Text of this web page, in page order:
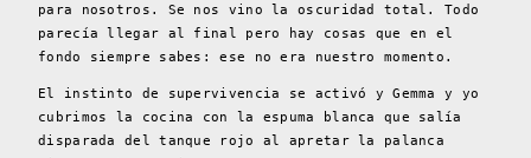
para nosotros. Se nos vino la oscuridad total. Todo
parecía llegar al final pero hay cosas que en el
fondo siempre sabes: ese no era nuestro momento.
El instinto de supervivencia se activó y Gemma y yo
cubrimos la cocina con la espuma blanca que salía
disparada del tanque rojo al apretar la palanca